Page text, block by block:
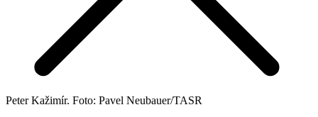
Peter Kažimír. Foto: Pavel Neubauer/TASR